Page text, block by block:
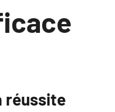
réussite